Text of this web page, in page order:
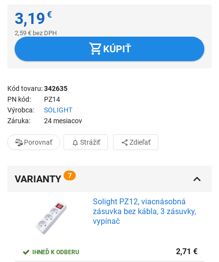
3,19 €
2,59 € bez DPH
KÚPIŤ
Kód tovaru 342635
PN kód
PZ14
Výrobca
SOLIGHT
Záruka
24 mesiacov
Porovnať Strážiť Zdieľať
VARIANTY 7
IHNEĎ K ODBERU
Solight PZ12, viacnásobná
zásuvka bez kábla, 3 zásuvky,
vypínač
2,71 €